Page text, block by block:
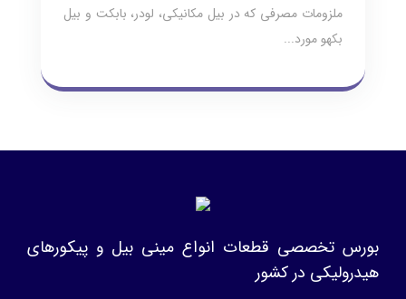
ملزومات مصرفی که در بیل مکانیکی، لودر، بابکت و بیل
بکهو مورد...
بورس تخصصی قطعات انواع مینی بیل و پیکورهای
هیدرولیکی در کشور